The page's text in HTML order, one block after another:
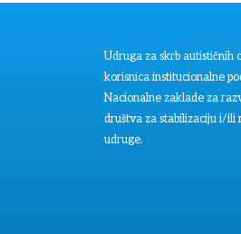
Udruga za skrb autističnih
korisnica institucionalne
Nacionalne zaklade za
društva za stabilizaciju i/ili
udruge.